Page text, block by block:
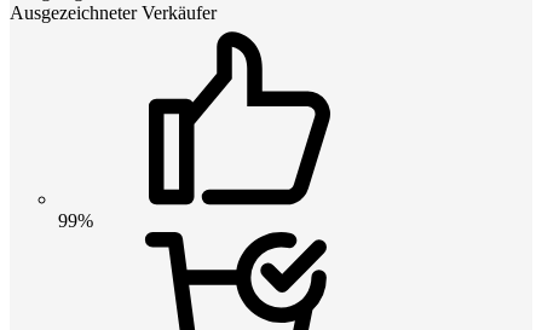
Ausgezeichneter Verkäufer
99%